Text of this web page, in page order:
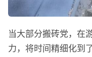
当大部分搬砖党，在
力，将时间精细化到